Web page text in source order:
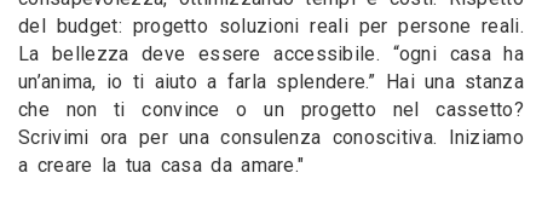
del budget: progetto soluzioni reali per persone reali.
La bellezza deve essere accessibile. “ogni casa ha
un’anima, io ti aiuto a farla splendere.” Hai una stanza
che non ti convince o un progetto nel cassetto?
Scrivimi ora per una consulenza conoscitiva. Iniziamo
a creare la tua casa da amare."